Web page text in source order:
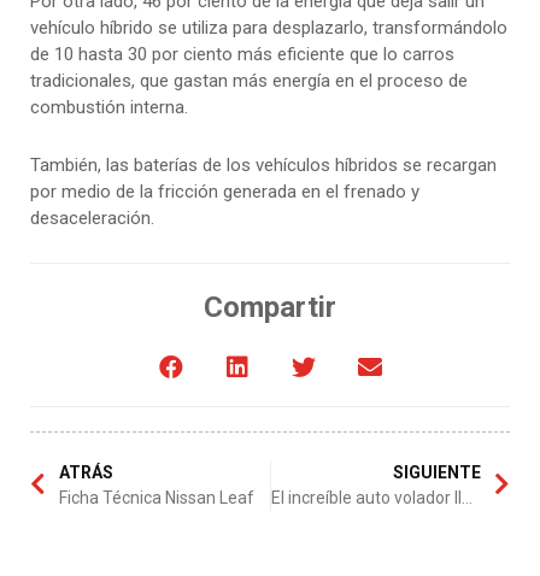
vehículo híbrido se utiliza para desplazarlo, transformándolo
de 10 hasta 30 por ciento más eficiente que lo carros
tradicionales, que gastan más energía en el proceso de
combustión interna.
También, las baterías de los vehículos híbridos se recargan
por medio de la fricción generada en el frenado y
desaceleración.
Compartir
ATRÁS
Ficha Técnica Nissan Leaf
SIGUIENTE
El increíble auto volador llega en el 2015